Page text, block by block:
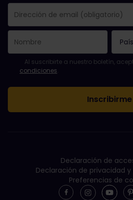
Se suscribió con éxito.
El campo de dirección de email es
La dirección de email no es válida.
Ha habido un fallo al suscribirte al
¡Ya te has suscrito a este boletín!
Acepta los términos y condiciones
Al suscribirte a nuestro boletín,
condiciones.
Declaración de
Declaración de privacidad y
Preferencias de